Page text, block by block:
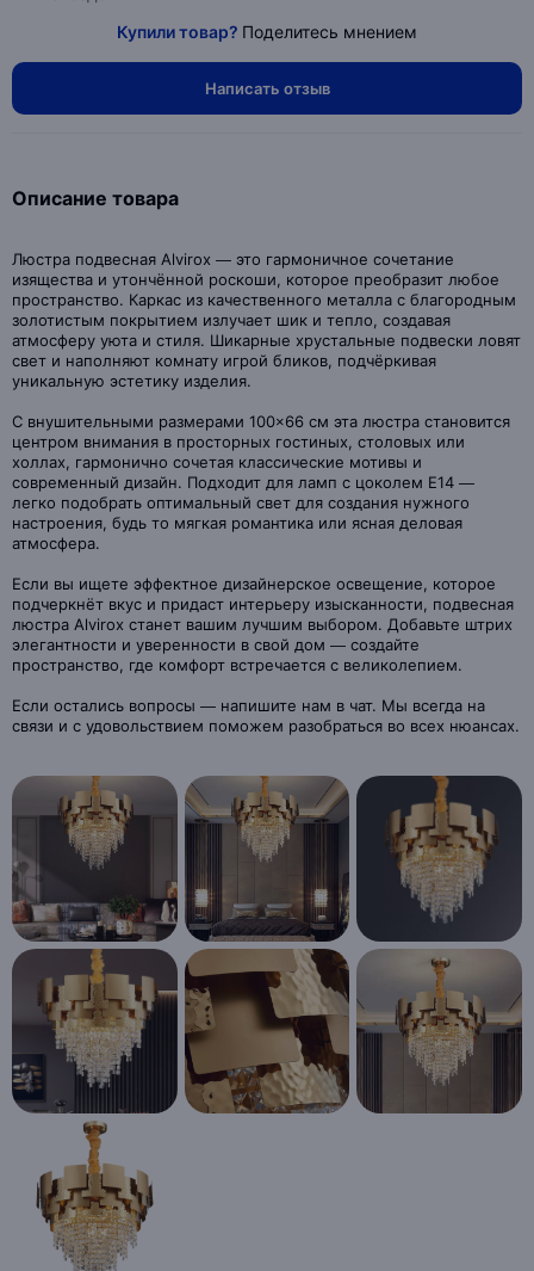
Купили товар? Поделитесь мнением
Написать отзыв
Описание товара
Люстра подвесная Alvirox — это гармоничное сочетание
изящества и утончённой роскоши, которое преобразит любое
пространство. Каркас из качественного металла с благородным
золотистым покрытием излучает шик и тепло, создавая
атмосферу уюта и стиля. Шикарные хрустальные подвески ловят
свет и наполняют комнату игрой бликов, подчёркивая
уникальную эстетику изделия.
С внушительными размерами 100×66 см эта люстра становится
центром внимания в просторных гостиных, столовых или
холлах, гармонично сочетая классические мотивы и
современный дизайн. Подходит для ламп с цоколем E14 —
легко подобрать оптимальный свет для создания нужного
настроения, будь то мягкая романтика или ясная деловая
атмосфера.
Если вы ищете эффектное дизайнерское освещение, которое
подчеркнёт вкус и придаст интерьеру изысканности, подвесная
люстра Alvirox станет вашим лучшим выбором. Добавьте штрих
элегантности и уверенности в свой дом — создайте
пространство, где комфорт встречается с великолепием.
Если остались вопросы — напишите нам в чат. Мы всегда на
связи и с удовольствием поможем разобраться во всех нюансах.